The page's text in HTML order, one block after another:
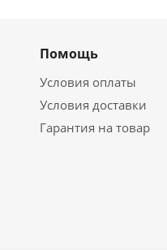
Помощь
Условия оплаты
Условия доставки
Гарантия на товар